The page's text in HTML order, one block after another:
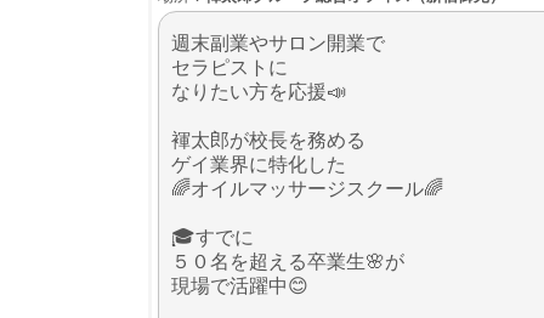
週末副業やサロン開業で
セラピストに
なりたい方を応援📣
褌太郎が校長を務める
ゲイ業界に特化した
🌈オイルマッサージスクール🌈
🎓すでに
５０名を超える卒業生🌸が
現場で活躍中😊